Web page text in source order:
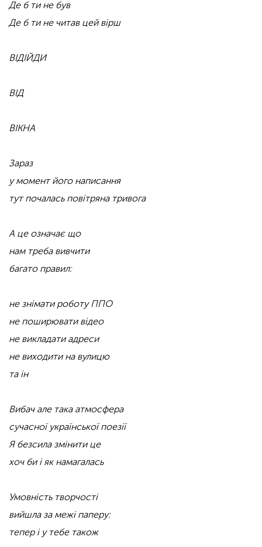
Де б ти не був
Де б ти не читав цей вірш
ВІДІЙДИ
ВІД
ВІКНА
Зараз
у момент його написання
тут почалась повітряна тривога
А це означає що
нам треба вивчити
багато правил:
не знімати роботу ППО
не поширювати відео
не викладати адреси
не виходити на вулицю
та ін
Вибач але така атмосфера
сучасної української поезії
Я безсила змінити це
хоч би і як намагалась
Умовність творчості
вийшла за межі паперу:
тепер і у тебе також